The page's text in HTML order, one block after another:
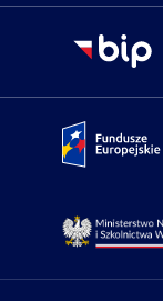
Portal
Strona